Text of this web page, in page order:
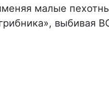
малые
выбивая